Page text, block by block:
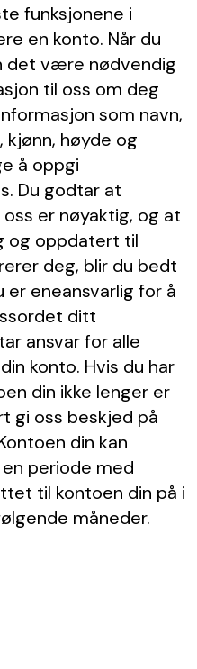
funksjonene i
en konto. Når du
det være nødvendig
til oss om deg
som navn,
høyde og
å oppgi
Du godtar at
er nøyaktig, og at
og oppdatert til
deg, blir du bedt
er eneansvarlig for å
ditt
ansvar for alle
konto. Hvis du har
din ikke lenger er
gi oss beskjed på
din kan
periode med
til kontoen din på i
måneder.